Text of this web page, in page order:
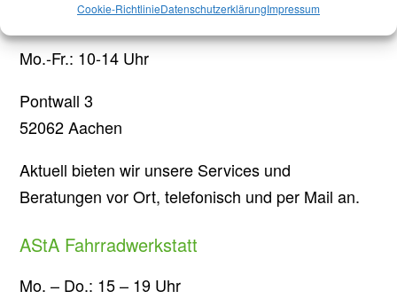
Cookie-RichtlinieDatenschutzerklärungImpressum
Öffnungszeiten
Mo.-Fr.: 10-14 Uhr
Pontwall 3
52062 Aachen
Aktuell bieten wir unsere Services und
Beratungen vor Ort, telefonisch und per Mail an.
AStA Fahrradwerkstatt
Mo. – Do.: 15 – 19 Uhr